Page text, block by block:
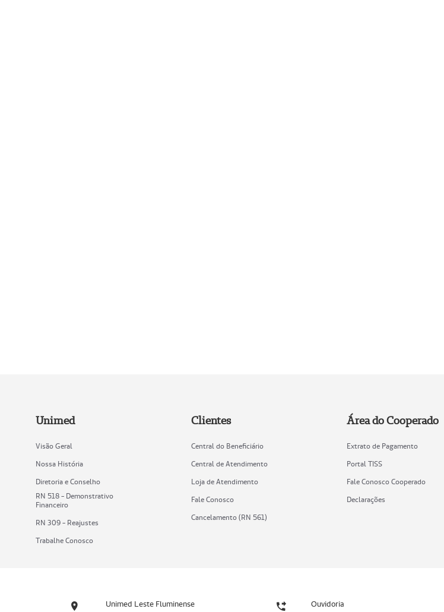
Unimed
Visão Geral
Nossa História
Diretoria e Conselho
RN 518 - Demonstrativo
Financeiro
RN 309 - Reajustes
Trabalhe Conosco
Clientes
Central do Beneficiário
Central de Atendimento
Loja de Atendimento
Fale Conosco
Cancelamento (RN 561)
Área do Cooperado
Extrato de Pagamento
Portal TISS
Fale Conosco Cooperado
Declarações
Unimed Leste Fluminense Ouvidoria